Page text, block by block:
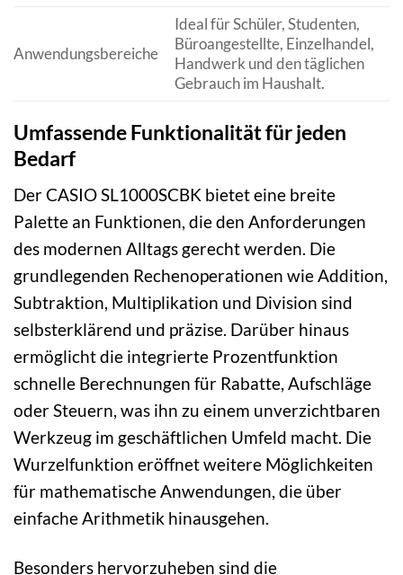
Anwendungsbereiche
Ideal für Schüler, Studenten,
Büroangestellte, Einzelhandel,
Handwerk und den täglichen
Gebrauch im Haushalt.
Umfassende Funktionalität für jeden
Bedarf
Der CASIO SL1000SCBK bietet eine breite
Palette an Funktionen, die den Anforderungen
des modernen Alltags gerecht werden. Die
grundlegenden Rechenoperationen wie Addition,
Subtraktion, Multiplikation und Division sind
selbsterklärend und präzise. Darüber hinaus
ermöglicht die integrierte Prozentfunktion
schnelle Berechnungen für Rabatte, Aufschläge
oder Steuern, was ihn zu einem unverzichtbaren
Werkzeug im geschäftlichen Umfeld macht. Die
Wurzelfunktion eröffnet weitere Möglichkeiten
für mathematische Anwendungen, die über
einfache Arithmetik hinausgehen.
Besonders hervorzuheben sind die